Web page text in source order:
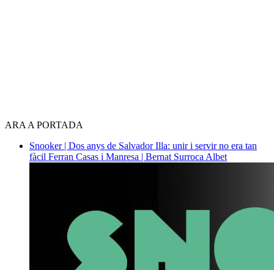
ARA A PORTADA
Snooker | Dos anys de Salvador Illa: unir i servir no era tan
fàcil Ferran Casas i Manresa | Bernat Surroca Albet